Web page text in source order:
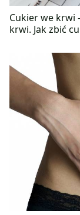
Cukier we krwi
krwi. Jak zbić